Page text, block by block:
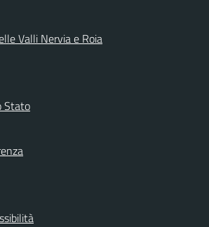
Valli Nervia e Roia
Stato